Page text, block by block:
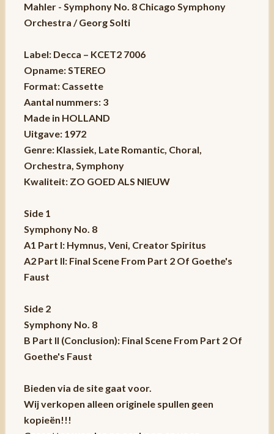
Mahler - Symphony No. 8 Chicago Symphony
Orchestra / Georg Solti
Label: Decca – KCET2 7006
Opname: STEREO
Format: Cassette
Aantal nummers: 3
Made in HOLLAND
Uitgave: 1972
Genre: Klassiek, Late Romantic, Choral,
Orchestra, Symphony
Kwaliteit: ZO GOED ALS NIEUW
Side 1
Symphony No. 8
A1 Part I: Hymnus, Veni, Creator Spiritus
A2 Part II: Final Scene From Part 2 Of Goethe's
Faust
Side 2
Symphony No. 8
B Part II (Conclusion): Final Scene From Part 2 Of
Goethe's Faust
Bieden via de site gaat voor.
Wij verkopen alleen originele spullen geen
kopieën!!!